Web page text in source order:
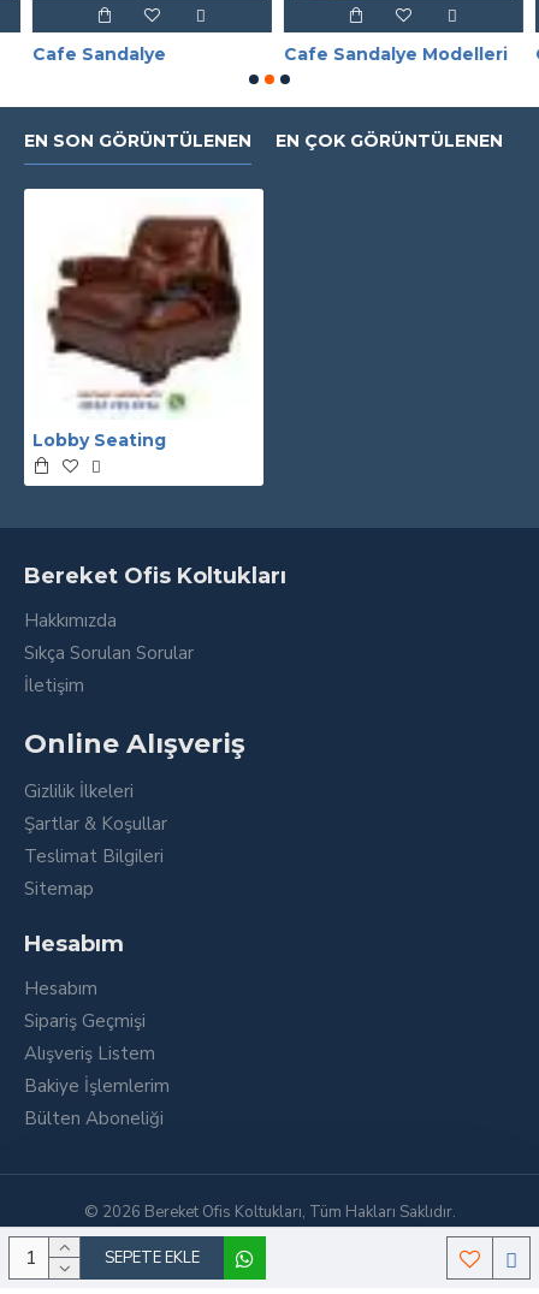
SEPETE EKLE
Cafe Sandalye Cafe Sandalye Modelleri
EN SON GÖRÜNTÜLENEN EN ÇOK GÖRÜNTÜLENEN
Lobby Seating
Bereket Ofis Koltukları
Hakkımızda
Sıkça Sorulan Sorular
İletişim
Online Alışveriş
Gizlilik İlkeleri
Şartlar & Koşullar
Teslimat Bilgileri
Sitemap
Hesabım
Hesabım
Sipariş Geçmişi
Alışveriş Listem
Bakiye İşlemlerim
Bülten Aboneliği
© 2026 Bereket Ofis Koltukları, Tüm Hakları Saklıdır.